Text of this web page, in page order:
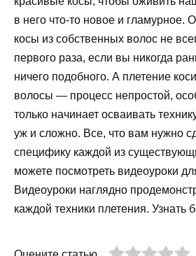
в него что-то новое и гламурное.
косы из собственных волос не
первого раза, если вы никогда
ничего подобного. А плетение
волосы — процесс непростой,
только начинает осваивать
уж и сложно. Все, что вам нужно
специфику каждой из
можете посмотреть видеоуроки
Видеоуроки наглядно
каждой техники плетения. Узнать